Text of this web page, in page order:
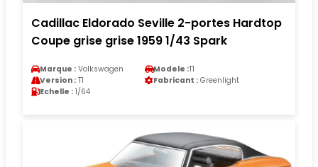
Cadillac Eldorado Seville 2-portes Hardtop
Coupe grise grise 1959 1/43 Spark
Marque : Volkswagen Modele :T1
Version : T1 Fabricant : Greenlight
Echelle : 1/64